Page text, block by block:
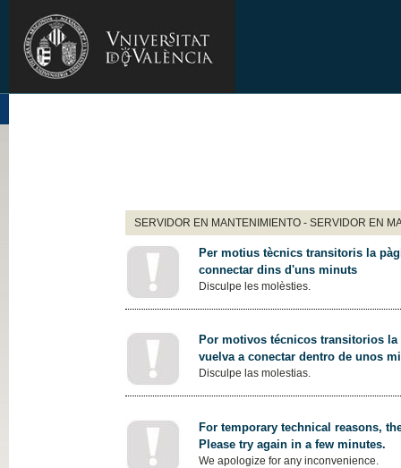
SERVIDOR EN MANTENIMIENTO - SERVIDOR EN
Per motius tècnics transitoris la
connectar dins d'uns minuts
Disculpe les molèsties.
Por motivos técnicos transitorios
vuelva a conectar dentro de unos
Disculpe las molestias.
For temporary technical reasons,
Please try again in a few minutes.
We apologize for any inconvenience.